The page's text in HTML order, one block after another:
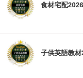
食材宅配2026
子供英語教